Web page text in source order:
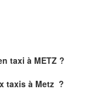
taxi à METZ ?
taxis à Metz ?